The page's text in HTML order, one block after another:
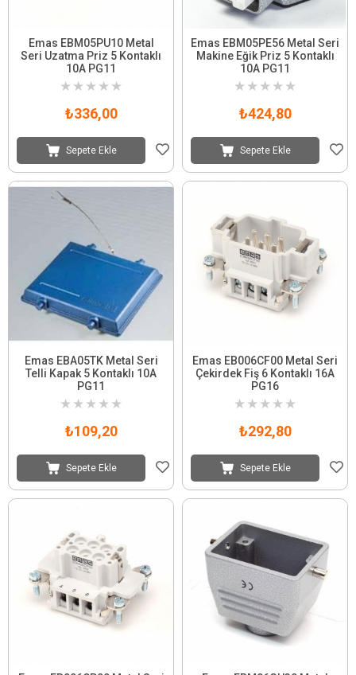
Emas EBM05PU10 Metal
Seri Uzatma Priz 5 Kontaklı
10A PG11
★ ★ ★ ★ ★
₺336,00
Sepete Ekle
Emas EBM05PE56 Metal Seri
Makine Eğik Priz 5 Kontaklı
10A PG11
★ ★ ★ ★ ★
₺424,80
Sepete Ekle
Emas EBA05TK Metal Seri
Telli Kapak 5 Kontaklı 10A
PG11
★ ★ ★ ★ ★
₺109,20
Sepete Ekle
Emas EB006CF00 Metal Seri
Çekirdek Fiş 6 Kontaklı 16A
PG16
★ ★ ★ ★ ★
₺292,80
Sepete Ekle